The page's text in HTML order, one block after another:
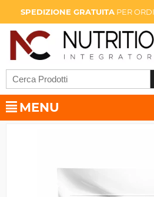
SPEDIZIONE GRATUITAPER
MENU